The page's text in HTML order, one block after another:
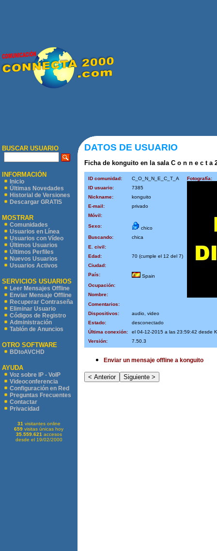
BUSCAR USUARIO
INFORMACIÓN
Inicio
Últimas Novedades
Historial de Versiones
Descargar GRATIS
MOSTRAR
Comunidades
Usuarios en Línea
Usuarios con Vídeo
Últimos Usuarios
Últimos Perfiles
Nuevos Usuarios
Usuarios Activos
SERVICIOS USUARIOS
Leer Mensajes Offline
Enviar Mensaje Offline
Recuperar Contraseña
Eliminar Usuario
Códigos de Registro
Administración
Tablón de Anuncios
OTRO SOFTWARE
BDtoAVCHD
AYUDA
Voz sobre IP - VoIP
Videoconferencia
Configuración en Red
Preguntas Frecuentes
Contactar
Privacidad
31 visitantes online
659 visitas únicas hoy
35.559.621 accesos
desde el 19/02/2000
DATOS DE USUARIO
Ficha de konguito en la sala C o n n e c t a
ID comunidad: C_O_N_N_E_C_T_A
Fotografía:
ID usuario:
7385
Nickname:
konguito
E-mail:
privado
Móvil:
Sexo:
chico
Buscando:
chica
E. civil:
Edad:
70 (cumple el 12 del 7)
Ciudad:
País:
Spain
Ocupación:
Nombre:
Comentarios:
Dispositivos:
audio, video
Estado:
desconectado
Última conexión:
el 04-12-2015 a las 23:59:42 desde
Versión:
7.50.3
Enviar un mensaje offline a konguito